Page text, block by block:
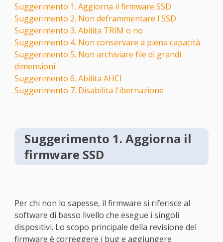
Suggerimento 1. Aggiorna il firmware SSD
Suggerimento 2. Non deframmentare l'SSD
Suggerimento 3. Abilita TRIM o no
Suggerimento 4. Non conservare a piena capacità
Suggerimento 5. Non archiviare file di grandi
dimensioni
Suggerimento 6. Abilita AHCI
Suggerimento 7. Disabilita l'ibernazione
Suggerimento 1. Aggiorna il
firmware SSD
Per chi non lo sapesse, il firmware si riferisce al
software di basso livello che esegue i singoli
dispositivi. Lo scopo principale della revisione del
firmware è correggere i bug e aggiungere